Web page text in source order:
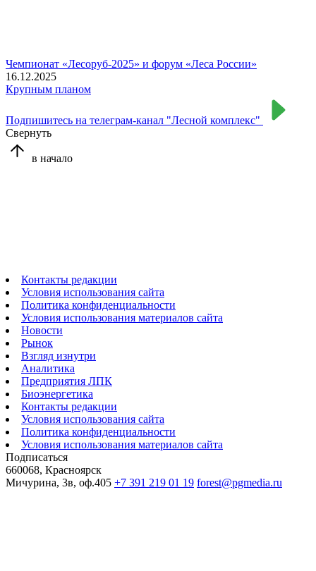
Чемпионат «Лесоруб-2025» и форум «Леса России»
16.12.2025
Крупным планом
Подпишитесь на телеграм-канал "Лесной комплекс"
Свернуть
в начало
Контакты редакции
Условия использования сайта
Политика конфиденциальности
Условия использования материалов сайта
Новости
Рынок
Взгляд изнутри
Аналитика
Предприятия ЛПК
Биоэнергетика
Контакты редакции
Условия использования сайта
Политика конфиденциальности
Условия использования материалов сайта
Подписаться
660068, Красноярск
Мичурина, 3в, оф.405 +7 391 219 01 19 forest@pgmedia.ru